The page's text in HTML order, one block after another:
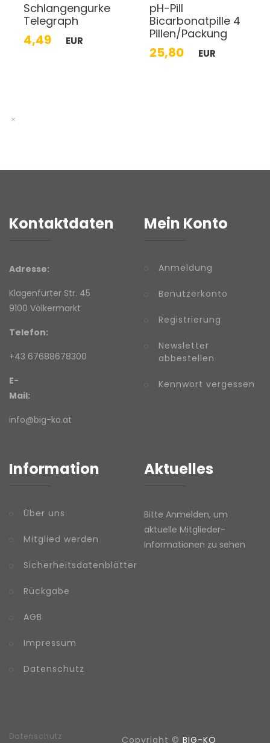
Schlangengurke
Telegraph
4,49 EUR
pH-Pill
Bicarbonatpille 4
Pillen/Packung
25,80 EUR
Kontaktdaten
Adresse:
Klagenfurter Str. 45
9100 Völkermarkt
Telefon:
+43 67688678300
E-
Mail:
info@big-ko.at
Mein Konto
Anmeldung
Benutzerkonto
Registrierung
Newsletter
abbestellen
Kennwort vergessen
Information
Über uns
Mitglied werden
Sicherheitsdatenblätter
Rückgabe
AGB
Impressum
Datenschutz
Aktuelles
Bitte Anmelden, um
aktuelle Mitglieder-
Informationen zu sehen
Datenschutz Copyright © BIG-KO